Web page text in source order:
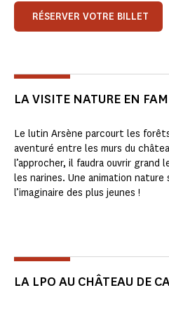
RÉSERVER VOTRE BILLET
LA VISITE NATURE EN
Le lutin Arsène parcourt les
aventuré entre les murs du
l’approcher, il faudra ouvrir grand
les narines. Une animation nature
l’imaginaire des plus jeunes !
LA LPO AU CHÂTEAU DE